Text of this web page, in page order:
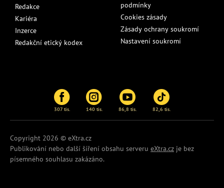
Redakce
Kariéra
Inzerce
Redakční etický kodex
podmínky
Cookies zásady
Zásady ochrany soukromí
Nastavení soukromí
307 tis. 140 tis. 86,8 tis. 82,6 tis.
Copyright 2026 © eXtra.cz
Publikování nebo další šíření obsahu serveru eXtra.cz je bez
písemného souhlasu zakázáno.